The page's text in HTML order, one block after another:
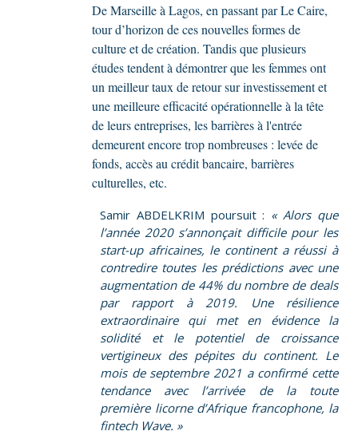
De Marseille à Lagos, en passant par Le Caire,
tour d’horizon de ces nouvelles formes de
culture et de création. Tandis que plusieurs
études tendent à démontrer que les femmes ont
un meilleur taux de retour sur investissement et
une meilleure efficacité opérationnelle à la tête
de leurs entreprises, les barrières à l'entrée
demeurent encore trop nombreuses : levée de
fonds, accès au crédit bancaire, barrières
culturelles, etc.
Samir ABDELKRIM poursuit : « Alors que
l’année 2020 s’annonçait difficile pour les
start-up africaines, le continent a réussi à
contredire toutes les prédictions avec une
augmentation de 44% du nombre de deals
par rapport à 2019. Une résilience
extraordinaire qui met en évidence la
solidité et le potentiel de croissance
vertigineux des pépites du continent. Le
mois de septembre 2021 a confirmé cette
tendance avec l’arrivée de la toute
première licorne d’Afrique francophone, la
fintech Wave. »